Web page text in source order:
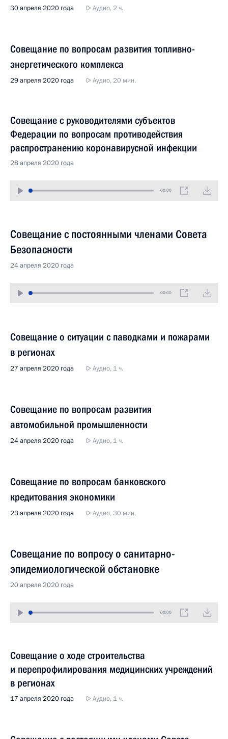
30 апреля 2020 года Аудио, 2 ч.
Совещание по вопросам развития топливно-
энергетического комплекса
29 апреля 2020 года Аудио, 20 мин.
Совещание с руководителями субъектов
Федерации по вопросам противодействия
распространению коронавирусной инфекции
28 апреля 2020 года
00:00
Совещание с постоянными членами Совета
Безопасности
24 апреля 2020 года
00:00
Совещание о ситуации с паводками и пожарами
в регионах
27 апреля 2020 года Аудио, 1 ч.
Совещание по вопросам развития
автомобильной промышленности
24 апреля 2020 года Аудио, 1 ч.
Совещание по вопросам банковского
кредитования экономики
23 апреля 2020 года Аудио, 30 мин.
Совещание по вопросу о санитарно-
эпидемиологической обстановке
20 апреля 2020 года
00:00
Совещание о ходе строительства
и перепрофилирования медицинских учреждений
в регионах
17 апреля 2020 года Аудио, 1 ч.